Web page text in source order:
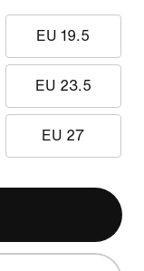
EU 19.5
EU 23.5
EU 27